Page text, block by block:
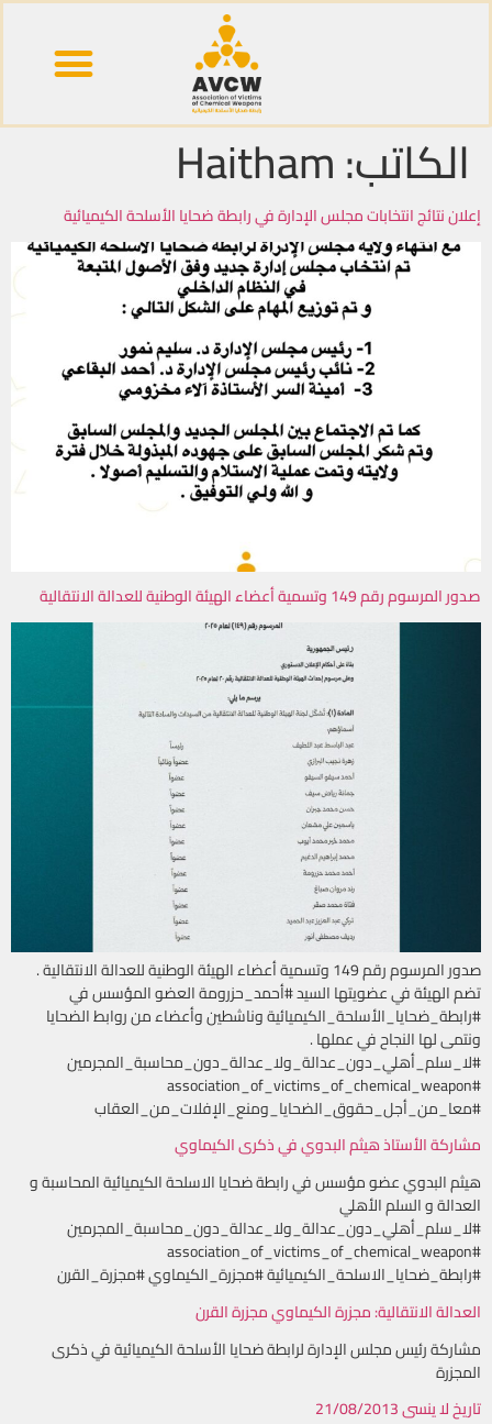
الكاتب:Haitham
إعلان نتائج انتخابات مجلس الإدارة في رابطة ضحايا الأسلحة الكيميائية
صدور المرسوم رقم 149 وتسمية أعضاء الهيئة الوطنية للعدالة الانتقالية
صدور المرسوم رقم 149 وتسمية أعضاء الهيئة الوطنية للعدالة الانتقالية .
تضم الهيئة في عضويتها السيد #أحمد_حزرومة العضو المؤسس في
#رابطة_ضحايا_الأسلحة_الكيميائية وناشطين وأعضاء من روابط الضحايا
ونتمى لها النجاح في عملها .
#لا_سلم_أهلي_دون_عدالة_ولا_عدالة_دون_محاسبة_المجرمين
#association_of_victims_of_chemical_weapon
#معا_من_أجل_حقوق_الضحايا_ومنع_الإفلات_من_العقاب
مشاركة الأستاذ هيثم البدوي في ذكرى الكيماوي
هيثم البدوي عضو مؤسس في رابطة ضحايا الاسلحة الكيميائية المحاسبة و
العدالة و السلم الأهلي
#لا_سلم_أهلي_دون_عدالة_ولا_عدالة_دون_محاسبة_المجرمين
#association_of_victims_of_chemical_weapon
#رابطة_ضحايا_الاسلحة_الكيميائية #مجزرة_الكيماوي #مجزرة_القرن
العدالة الانتقالية: مجزرة الكيماوي مجزرة القرن
مشاركة رئيس مجلس الإدارة لرابطة ضحايا الأسلحة الكيميائية في ذكرى
المجزرة
تاريخ لا ينسى 21/08/2013